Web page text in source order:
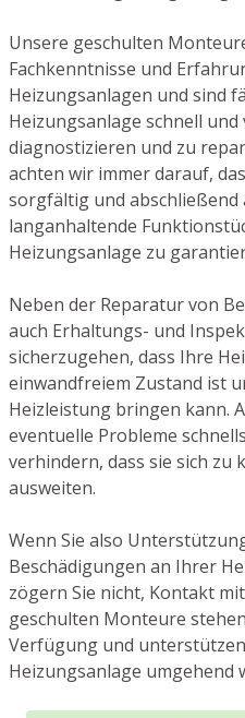
Unsere geschulten
Fachkenntnisse und
Heizungsanlagen und sind
Heizungsanlage schnell und
diagnostizieren und zu
achten wir immer darauf,
sorgfältig und
langanhaltende
Heizungsanlage zu
Neben der Reparatur von
auch Erhaltungs- und
sicherzugehen, dass Ihre
einwandfreiem Zustand ist
Heizleistung bringen kann.
eventuelle Probleme
verhindern, dass sie sich
ausweiten.
Wenn Sie also
Beschädigungen an Ihrer
zögern Sie nicht, Kontakt
geschulten Monteure
Verfügung und
Heizungsanlage umgehend